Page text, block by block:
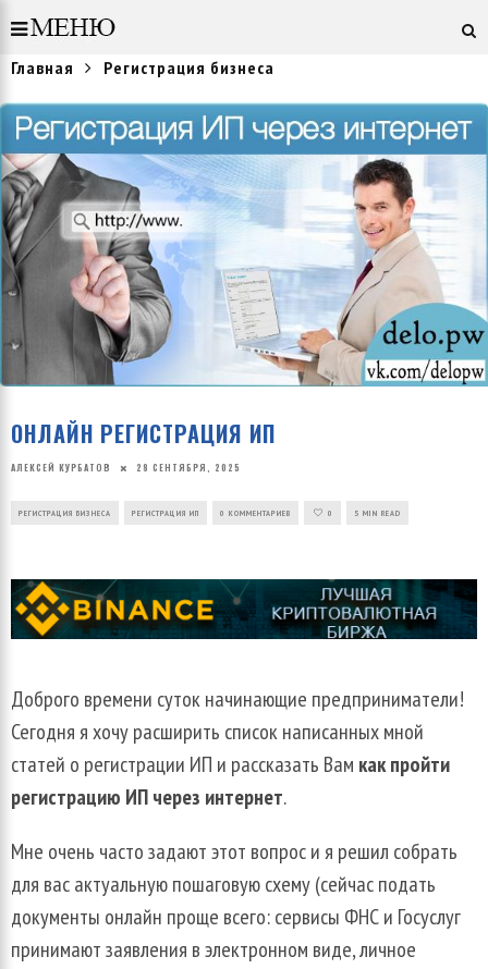
Главная Регистрация бизнеса
ОНЛАЙН РЕГИСТРАЦИЯ ИП
АЛЕКСЕЙ КУРБАТОВ 28 СЕНТЯБРЯ, 2025
РЕГИСТРАЦИЯ БИЗНЕСА РЕГИСТРАЦИЯ ИП 0 КОММЕНТАРИЕВ 0 5 MIN READ
Доброго времени суток начинающие предприниматели!
Сегодня я хочу расширить список написанных мной
статей о регистрации ИП и рассказать Вам как пройти
регистрацию ИП через интернет.
Мне очень часто задают этот вопрос и я решил собрать
для вас актуальную пошаговую схему (сейчас подать
документы онлайн проще всего: сервисы ФНС и Госуслуг
принимают заявления в электронном виде, личное